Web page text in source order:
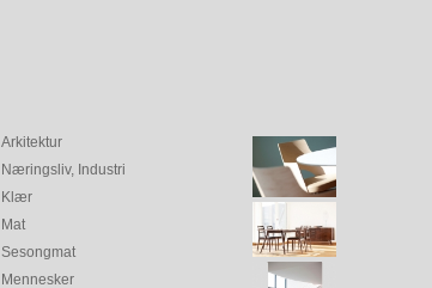
Arkitektur
Næringsliv, Industri
Klær
Mat
Sesongmat
Mennesker